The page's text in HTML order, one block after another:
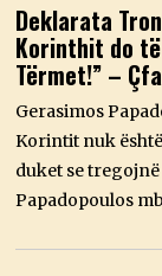
A
J
,
2
0
2
6
Deklarata
Korinthit do
Tërmet!” –
Gerasimos
Korintit nuk
duket se
Papadopoulos